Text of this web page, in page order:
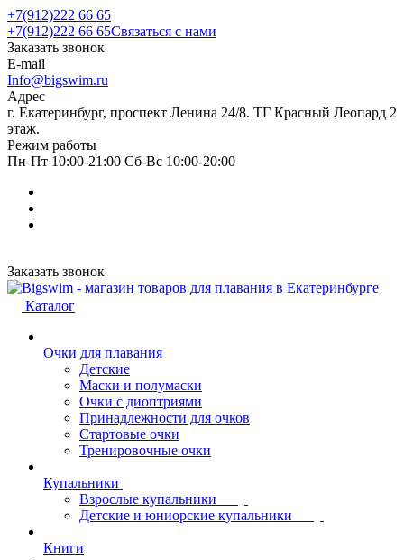
+7(912)222 66 65
+7(912)222 66 65Связаться с нами
Заказать звонок
E-mail
Info@bigswim.ru
Адрес
г. Екатеринбург, проспект Ленина 24/8. ТГ Красный Леопард 2
этаж.
Режим работы
Пн-Пт 10:00-21:00 Сб-Вс 10:00-20:00
Заказать звонок
Каталог
Очки для плавания
Детские
Маски и полумаски
Очки с диоптриями
Принадлежности для очков
Стартовые очки
Тренировочные очки
Купальники
Взрослые купальники
Детские и юниорские купальники
Книги